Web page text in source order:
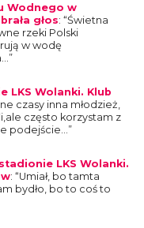
Wodnego w
głos: “Świetna
rzeki Polski
w wodę
”
LKS Wolanki. Klub
czasy inna młodzież,
często korzystam z
podejście… ”
LKS Wolanki.
: “Umiał, bo tamta
bydło, bo to coś to